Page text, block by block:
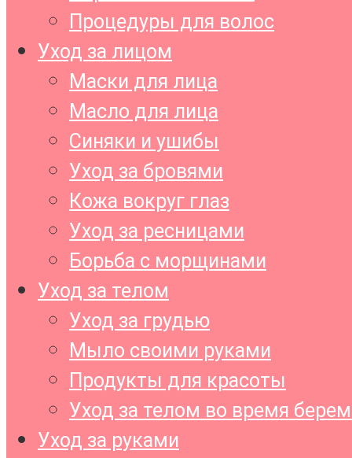
Процедуры для волос
Уход за лицом
Маски для лица
Масло для лица
Синяки и ушибы
Уход за бровями
Кожа вокруг глаз
Уход за ресницами
Борьба с морщинами
Уход за телом
Уход за грудью
Мыло своими руками
Продукты для красоты
Уход за телом во время
Уход за руками